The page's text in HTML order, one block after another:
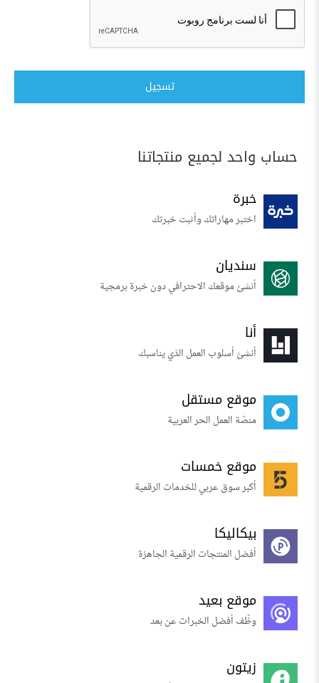
تسجيل
حساب واحد لجميع منتجاتنا
خبرة
اختبر مهاراتك وأثبت خبرتك
سنديان
أنشئ موقعك الاحترافي دون خبرة برمجية
أنا
أنشئ أسلوب العمل الذي يناسبك
موقع مستقل
منصّة العمل الحر العربية
موقع خمسات
أكبر سوق عربي للخدمات الرقمية
بيكاليكا
أفضل المنتجات الرقمية الجاهزة
موقع بعيد
وظّف أفضل الخبرات عن بعد
زيتون